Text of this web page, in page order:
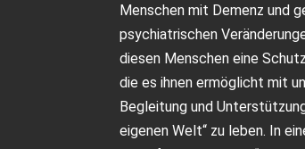
Menschen mit Demenz und
psychiatrischen
diesen Menschen eine
die es ihnen ermöglicht mit
Begleitung und
eigenen Welt“ zu leben. In